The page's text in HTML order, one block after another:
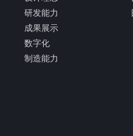
研发能力
成果展示
数字化
制造能力